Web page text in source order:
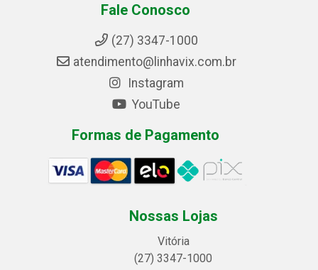
Fale Conosco
(27) 3347-1000
atendimento@linhavix.com.br
Instagram
YouTube
Formas de Pagamento
Nossas Lojas
Vitória
(27) 3347-1000